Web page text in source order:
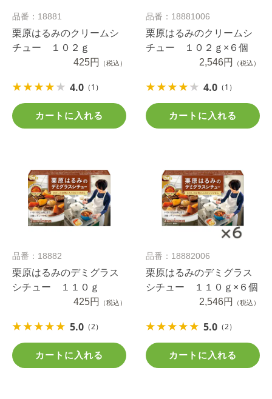
品番：18881
栗原はるみのクリームシ
チュー １０２ｇ
425円
（税込）
4.0 （1）
カートに入れる
品番：18881006
栗原はるみのクリームシ
チュー １０２ｇ×６個
2,546円
（税込）
4.0 （1）
カートに入れる
品番：18882
栗原はるみのデミグラス
シチュー １１０ｇ
425円
（税込）
5.0 （2）
カートに入れる
品番：18882006
栗原はるみのデミグラス
シチュー １１０ｇ×６個
2,546円
（税込）
5.0 （2）
カートに入れる